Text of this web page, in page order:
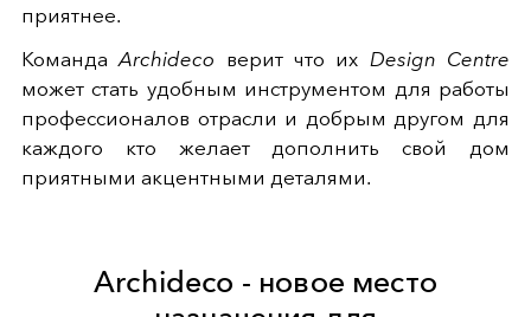
приятнее.
КомандаArchideco верит что их Design Centre
может стать удобным инструментом для работы
профессионалов отрасли и добрым другом для
каждого кто желает дополнить свой дом
приятными акцентными деталями.
Archideco - новое место